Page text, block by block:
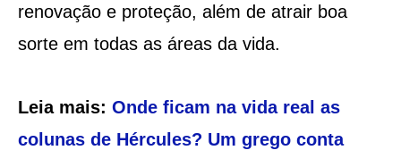
renovação e proteção, além de atrair boa
sorte em todas as áreas da vida.
Leia mais: Onde ficam na vida real as
colunas de Hércules? Um grego conta